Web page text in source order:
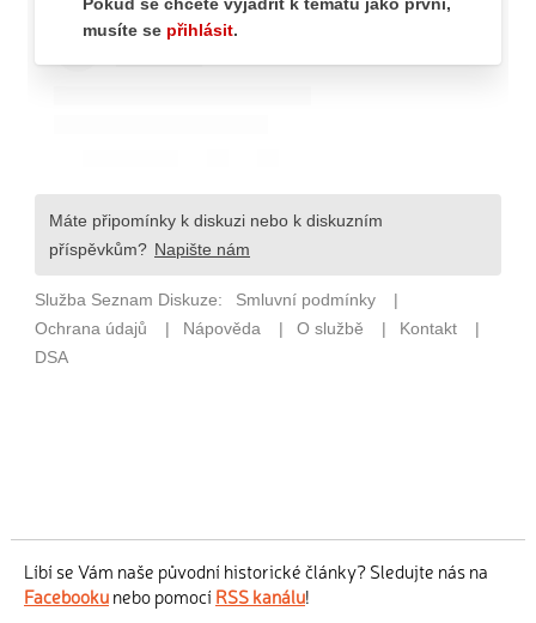
Líbí se Vám naše původní historické články? Sledujte nás na
Facebookunebo pomocí RSS kanálu!